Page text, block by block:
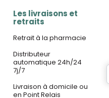
Les livraisons et
retraits
Retrait à la pharmacie
Distributeur
automatique 24h/24
7j/7
Livraison à domicile ou
en Point Relais